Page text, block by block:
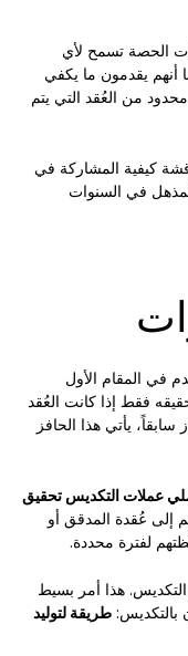
الحصة تسمح لأي
أنهم يقدمون ما يكفي
من العُقد التي يتم
كيفية المشاركة في
في السنوات
في المقام الأول
فقط إذا كانت العُقد
يأتي هذا الحافز
عملات التكديس تحقيق
عُقدة المدقق أو
لفترة محددة.
هذا أمر بسيط
بالتكديس: طريقة لتوليد